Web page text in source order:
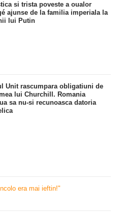
si trista poveste a oualor
ajunse de la familia imperiala la
lui Putin
Unit rascumpara obligatiuni de
lui Churchill. Romania
sa nu-si recunoasca datoria
era mai ieftin!"